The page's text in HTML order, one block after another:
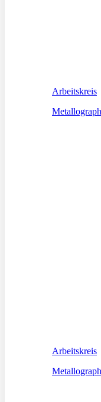
Arbeitskreis
Arbeitskreis